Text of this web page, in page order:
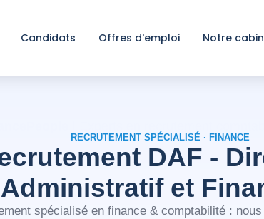
Candidats Offres d'emploi Notre
RECRUTEMENT SPÉCIALISÉ · FINANCE
DAF -
Administratif et
spécialisé en finance & comptabilité :